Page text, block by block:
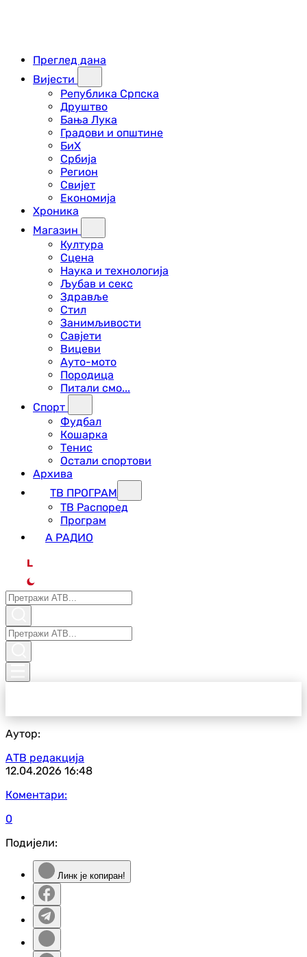
Преглед дана
Вијести
Република Српска
Друштво
Бања Лука
Градови и општине
БиХ
Србија
Регион
Свијет
Економија
Хроника
Магазин
Култура
Сцена
Наука и технологија
Љубав и секс
Здравље
Стил
Занимљивости
Савјети
Вицеви
Ауто-мото
Породица
Питали смо...
Спорт
Фудбал
Кошарка
Тенис
Остали спортови
Архива
ТВ ПРОГРАМ
ТВ Распоред
Програм
А РАДИО
L
Аутор:
АТВ редакција
12.04.2026 16:48
Коментари:
0
Подијели:
Линк је копиран!